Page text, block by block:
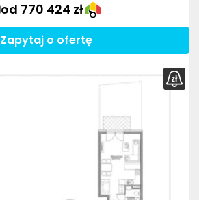
od 770 424 zł
Zapytaj o ofertę